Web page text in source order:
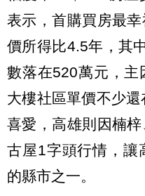
表示，首購買房最
價所得比4.5年，其
數落在520萬元，主
大樓社區單價不少
喜愛，高雄則因楠
古屋1字頭行情，讓
的縣市之一。